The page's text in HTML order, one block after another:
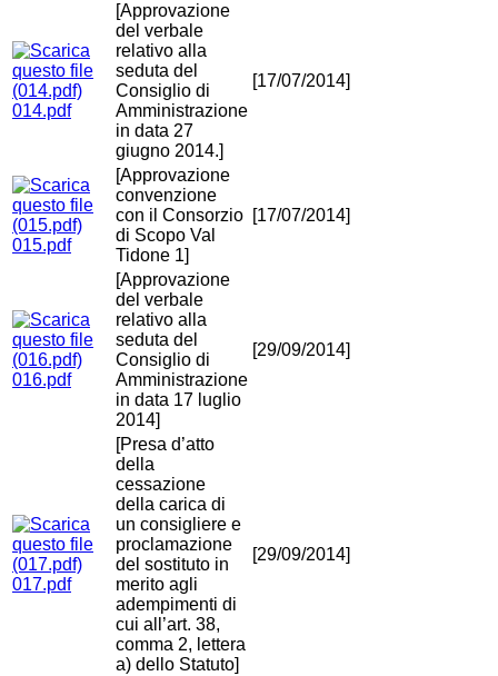
014.pdf
[Approvazione
del verbale
relativo alla
seduta del
Consiglio di
Amministrazione
in data 27
giugno 2014.]
[17/07/2014]
015.pdf
[Approvazione
convenzione
con il Consorzio
di Scopo Val
Tidone 1]
[17/07/2014]
016.pdf
[Approvazione
del verbale
relativo alla
seduta del
Consiglio di
Amministrazione
in data 17 luglio
2014]
[29/09/2014]
017.pdf
[Presa d’atto
della
cessazione
della carica di
un consigliere e
proclamazione
del sostituto in
merito agli
adempimenti di
cui all’art. 38,
comma 2, lettera
a) dello Statuto]
[29/09/2014]